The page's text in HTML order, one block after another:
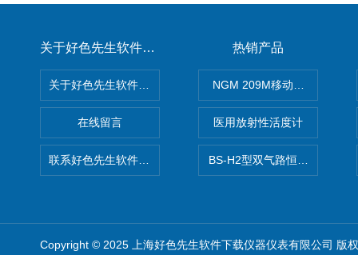
关于好色先生软件下载
在线留言
热销产品
NGM 209M移动式惰性气体
医用放射性活度计
BS-H2型双气路恒流大气采样
Copyright © 2025 上海好色先生软件下载仪器仪表有限公司 版